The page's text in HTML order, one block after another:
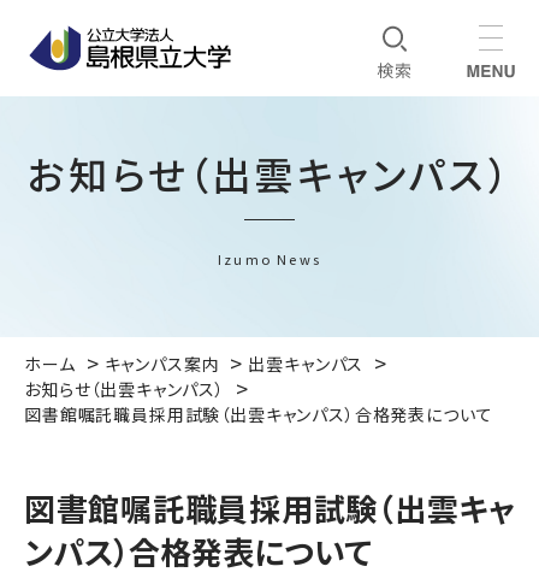
お知らせ（出雲キャンパス）
Izumo News
ホーム キャンパス案内
出雲キャンパス
お知らせ（出雲キャンパス）
図書館嘱託職員採用試験（出雲キャンパス）合格発表について
図書館嘱託職員採用試験（出雲キャ
ンパス）合格発表について